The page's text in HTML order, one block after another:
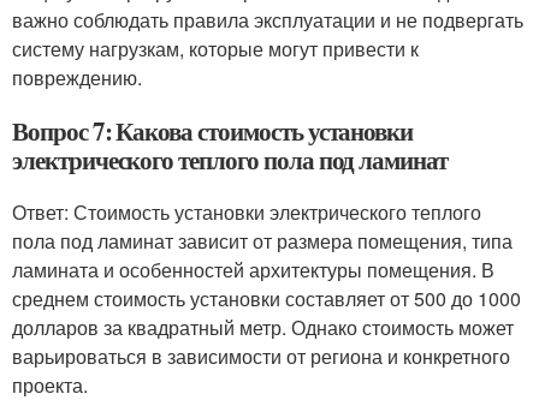
важно соблюдать правила эксплуатации и не подвергать
систему нагрузкам, которые могут привести к
повреждению.
Вопрос 7: Какова стоимость установки
электрического теплого пола под ламинат
Ответ: Стоимость установки электрического теплого
пола под ламинат зависит от размера помещения, типа
ламината и особенностей архитектуры помещения. В
среднем стоимость установки составляет от 500 до 1000
долларов за квадратный метр. Однако стоимость может
варьироваться в зависимости от региона и конкретного
проекта.